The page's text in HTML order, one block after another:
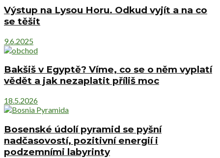
Výstup na Lysou Horu. Odkud vyjít a na co
se těšit
9.6.2025
Bakšiš v Egyptě? Víme, co se o něm vyplatí
vědět a jak nezaplatit příliš moc
18.5.2026
Bosenské údolí pyramid se pyšní
nadčasovostí, pozitivní energií i
podzemními labyrinty